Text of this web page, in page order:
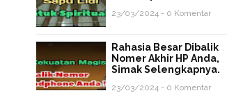
23/03/2024 - 0 Komentar
Rahasia Besar Dibalik
Nomer Akhir HP Anda,
Simak Selengkapnya.
23/03/2024 - 0 Komentar